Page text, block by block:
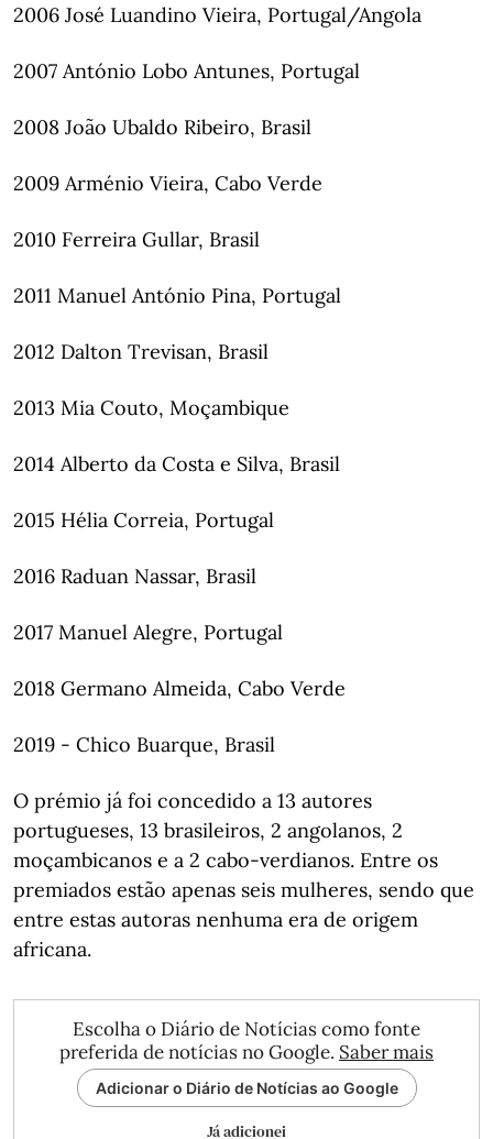
2006 José Luandino Vieira, Portugal/Angola
2007 António Lobo Antunes, Portugal
2008 João Ubaldo Ribeiro, Brasil
2009 Arménio Vieira, Cabo Verde
2010 Ferreira Gullar, Brasil
2011 Manuel António Pina, Portugal
2012 Dalton Trevisan, Brasil
2013 Mia Couto, Moçambique
2014 Alberto da Costa e Silva, Brasil
2015 Hélia Correia, Portugal
2016 Raduan Nassar, Brasil
2017 Manuel Alegre, Portugal
2018 Germano Almeida, Cabo Verde
2019 - Chico Buarque, Brasil
O prémio já foi concedido a 13 autores
portugueses, 13 brasileiros, 2 angolanos, 2
moçambicanos e a 2 cabo-verdianos. Entre os
premiados estão apenas seis mulheres, sendo que
entre estas autoras nenhuma era de origem
africana.
Escolha o Diário de Notícias como fonte
preferida de notícias no Google. Saber mais
Adicionar o Diário de Notícias ao Google
Já adicionei